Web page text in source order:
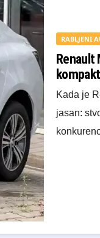
RABLJENI
Renault
Kada je
jasan: